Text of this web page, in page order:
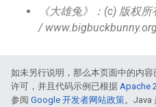
《大雄兔》：(c) 版权
/
如未另行说明，那么本页面中的内容
许可，并且代码示例已根据 Apache
参阅 Google 开发者网站政策。Java